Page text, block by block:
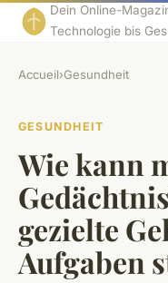
Dein Online-
Technologie bis
Accueil›Gesundheit
GESUNDHEIT
Wie kann
gezielte
Aufgaben